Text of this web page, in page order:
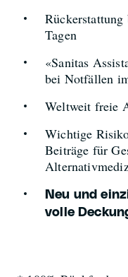
Tagen
«Sanitas
bei Notfällen
Weltweit freie
Wichtige
Beiträge für
Neu und
volle